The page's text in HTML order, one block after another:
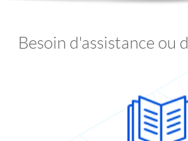
Besoin d'assistance ou